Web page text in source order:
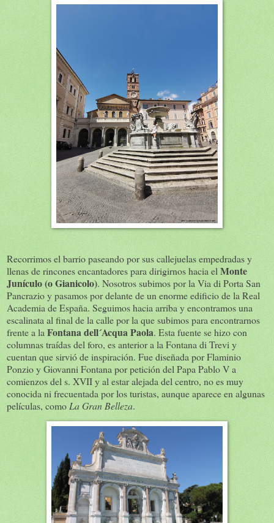
Recorrimos el barrio paseando por sus callejuelas empedradas y
llenas de rincones encantadores para dirigirnos hacia el Monte
Junículo (o Gianicolo). Nosotros subimos por la Via di Porta San
Pancrazio y pasamos por delante de un enorme edificio de la Real
Academia de España. Seguimos hacia arriba y encontramos una
escalinata al final de la calle por la que subimos para encontrarnos
frente a la Fontana dell´Acqua Paola. Esta fuente se hizo con
columnas traídas del foro, es anterior a la Fontana di Trevi y
cuentan que sirvió de inspiración. Fue diseñada por Flaminio
Ponzio y Giovanni Fontana por petición del Papa Pablo V a
comienzos del s. XVII y al estar alejada del centro, no es muy
conocida ni frecuentada por los turistas, aunque aparece en algunas
películas, como La Gran Belleza.